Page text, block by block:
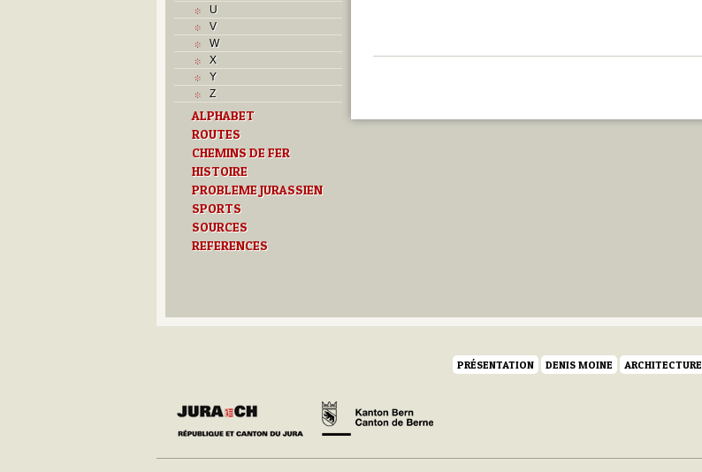
U
V
W
X
Y
Z
ALPHABET
ROUTES
CHEMINS DE FER
HISTOIRE
PROBLEME JURASSIEN
SPORTS
SOURCES
REFERENCES
PRÉSENTATION DENIS MOINE ARCHITECTURE